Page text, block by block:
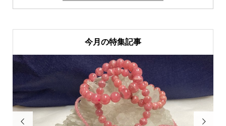
今月の特集記事
 